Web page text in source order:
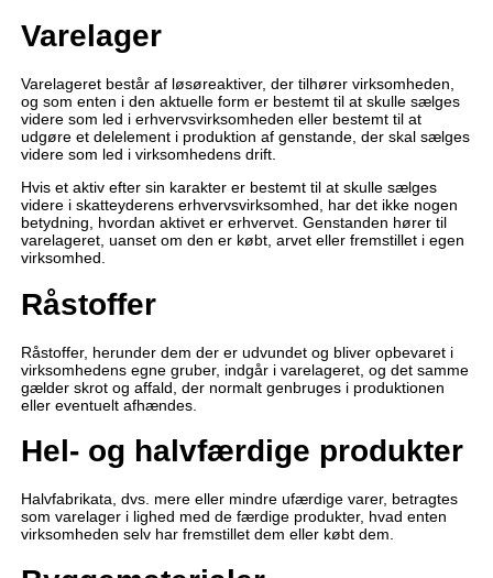
Varelager
Varelageret består af løsøreaktiver, der tilhører virksomheden,
og som enten i den aktuelle form er bestemt til at skulle sælges
videre som led i erhvervsvirksomheden eller bestemt til at
udgøre et delelement i produktion af genstande, der skal sælges
videre som led i virksomhedens drift.
Hvis et aktiv efter sin karakter er bestemt til at skulle sælges
videre i skatteyderens erhvervsvirksomhed, har det ikke nogen
betydning, hvordan aktivet er erhvervet. Genstanden hører til
varelageret, uanset om den er købt, arvet eller fremstillet i egen
virksomhed.
Råstoffer
Råstoffer, herunder dem der er udvundet og bliver opbevaret i
virksomhedens egne gruber, indgår i varelageret, og det samme
gælder skrot og affald, der normalt genbruges i produktionen
eller eventuelt afhændes.
Hel- og halvfærdige produkter
Halvfabrikata, dvs. mere eller mindre ufærdige varer, betragtes
som varelager i lighed med de færdige produkter, hvad enten
virksomheden selv har fremstillet dem eller købt dem.